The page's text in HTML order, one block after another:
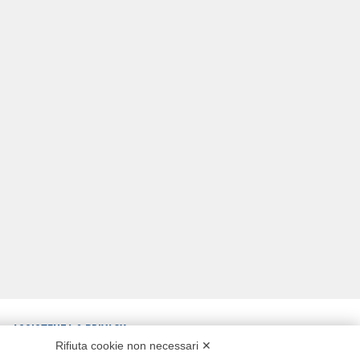
ASSISTENZA & PRIVACY
Rifiuta cookie non necessari ✕